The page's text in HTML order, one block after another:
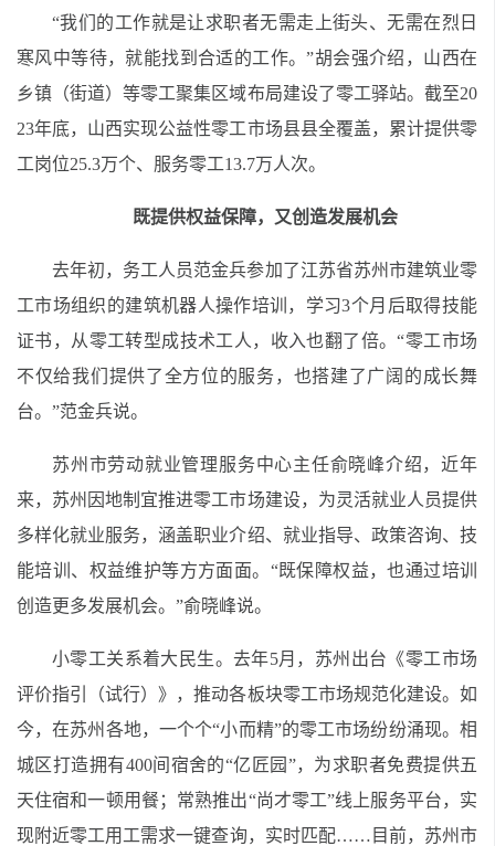
“我们的工作就是让求职者无需走上街头、无需在烈日
寒风中等待，就能找到合适的工作。”胡会强介绍，山西在
乡镇（街道）等零工聚集区域布局建设了零工驿站。截至20
23年底，山西实现公益性零工市场县县全覆盖，累计提供零
工岗位25.3万个、服务零工13.7万人次。
既提供权益保障，又创造发展机会
去年初，务工人员范金兵参加了江苏省苏州市建筑业零
工市场组织的建筑机器人操作培训，学习3个月后取得技能
证书，从零工转型成技术工人，收入也翻了倍。“零工市场
不仅给我们提供了全方位的服务，也搭建了广阔的成长舞
台。”范金兵说。
苏州市劳动就业管理服务中心主任俞晓峰介绍，近年
来，苏州因地制宜推进零工市场建设，为灵活就业人员提供
多样化就业服务，涵盖职业介绍、就业指导、政策咨询、技
能培训、权益维护等方方面面。“既保障权益，也通过培训
创造更多发展机会。”俞晓峰说。
小零工关系着大民生。去年5月，苏州出台《零工市场
评价指引（试行）》，推动各板块零工市场规范化建设。如
今，在苏州各地，一个个“小而精”的零工市场纷纷涌现。相
城区打造拥有400间宿舍的“亿匠园”，为求职者免费提供五
天住宿和一顿用餐；常熟推出“尚才零工”线上服务平台，实
现附近零工用工需求一键查询，实时匹配……目前，苏州市